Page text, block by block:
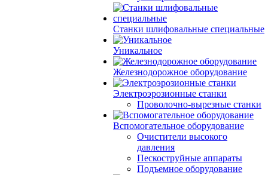
Станки шлифовальные специальные
Уникальное
Железнодорожное оборудование
Электроэрозионные станки
Проволочно-вырезные станки
Вспомогательное оборудование
Очистители высокого
давления
Пескоструйные аппараты
Подъемное оборудование